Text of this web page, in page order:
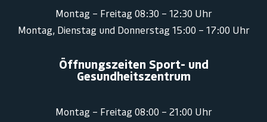
Montag – Freitag 08:30 – 12:30 Uhr
Montag, Dienstag und Donnerstag 15:00 – 17:00 Uhr
Öffnungszeiten Sport- und
Gesundheitszentrum
Montag – Freitag 08:00 – 21:00 Uhr